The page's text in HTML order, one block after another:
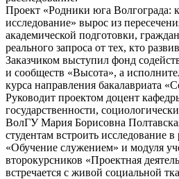
Проект «Родники юга Волгограда:
исследование» вырос из
академической подготовки,
реального запроса от тех, кто
Заказчиком выступил фонд
и сообществ «Высота», а
курса направления бакалавриата
Руководит проектом доцент
государственности,
ВолГУ Мария Борисовна
студентам встроить исследование
«Обучение служением» и модуля
второкурсников «Проектная
встречается с живой социальной